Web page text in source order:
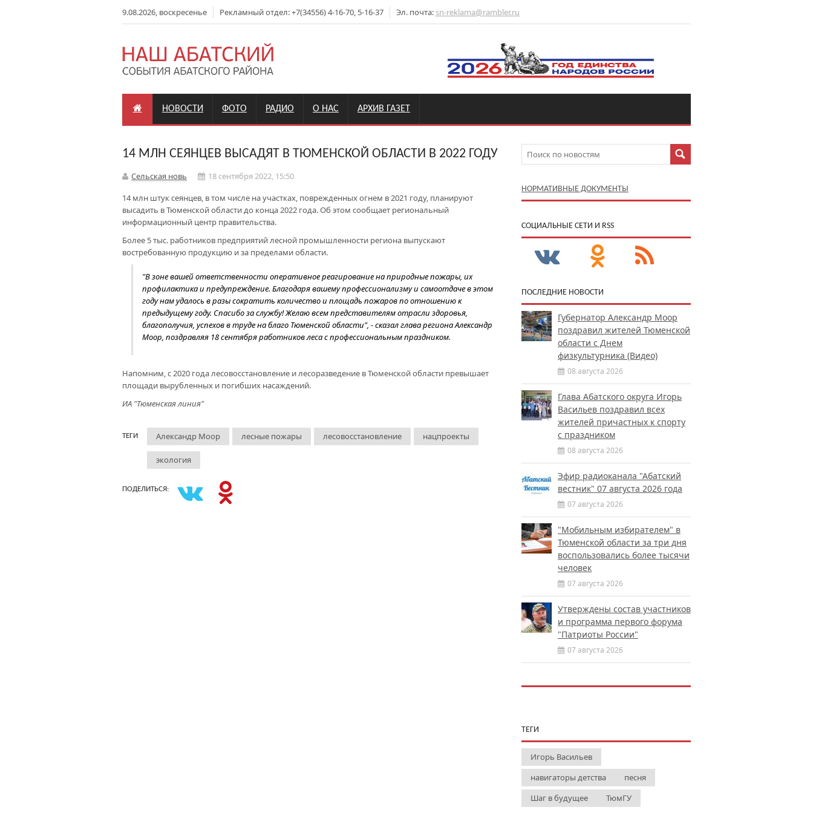
9.08.2026, воскресенье Рекламный отдел: +7(34556) 4-16-70, 5-16-37 Эл. почта: sn-reklama@rambler.ru
НОВОСТИ ФОТО РАДИО О НАС АРХИВ ГАЗЕТ
14 МЛН СЕЯНЦЕВ ВЫСАДЯТ В ТЮМЕНСКОЙ ОБЛАСТИ В 2022 ГОДУ
Сельская новь
18 сентября 2022, 15:50
14 млн штук сеянцев, в том числе на участках, поврежденных огнем в 2021 году, планируют
высадить в Тюменской области до конца 2022 года. Об этом сообщает региональный
информационный центр правительства.
Более 5 тыс. работников предприятий лесной промышленности региона выпускают
востребованную продукцию и за пределами области.
"В зоне вашей ответственности оперативное реагирование на природные пожары, их
профилактика и предупреждение. Благодаря вашему профессионализму и самоотдаче в этом
году нам удалось в разы сократить количество и площадь пожаров по отношению к
предыдущему году. Спасибо за службу! Желаю всем представителям отрасли здоровья,
благополучия, успехов в труде на благо Тюменской области", - сказал глава региона Александр
Моор, поздравляя 18 сентября работников леса с профессиональным праздником.
Напомним, с 2020 года лесовосстановление и лесоразведение в Тюменской области превышает
площади вырубленных и погибших насаждений.
ИА "Тюменская линия"
ТЕГИ Александр Моор лесные пожары лесовосстановление нацпроекты
экология
ПОДЕЛИТЬСЯ:
НОРМАТИВНЫЕ ДОКУМЕНТЫ
CОЦИАЛЬНЫЕ СЕТИ И RSS
ПОСЛЕДНИЕ НОВОСТИ
Губернатор Александр Моор
поздравил жителей Тюменской
области с Днем
физкультурника (Видео)
08 августа 2026
Глава Абатского округа Игорь
Васильев поздравил всех
жителей причастных к спорту
с праздником
08 августа 2026
Эфир радиоканала "Абатский
вестник" 07 августа 2026 года
07 августа 2026
"Мобильным избирателем" в
Тюменской области за три дня
воспользовались более тысячи
человек
07 августа 2026
Утверждены состав участников
и программа первого форума
"Патриоты России"
07 августа 2026
ТЕГИ
Игорь Васильев
навигаторы детства
песня
Шаг в будущее
ТюмГУ